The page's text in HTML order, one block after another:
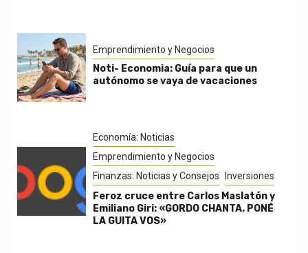
Emprendimiento y Negocios
Noti- Economia: Guía para que un
autónomo se vaya de vacaciones
Economía: Noticias
Emprendimiento y Negocios
Finanzas: Noticias y Consejos
Inversiones
Feroz cruce entre Carlos Maslatón y
Emiliano Giri: «GORDO CHANTA. PONÉ
LA GUITA VOS»